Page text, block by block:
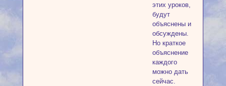
этих уроков,
будут
объяснены и
обсуждены.
Но краткое
объяснение
каждого
можно дать
сейчас.